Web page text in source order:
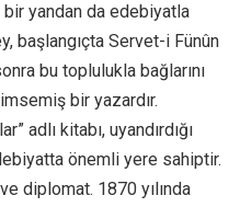
yandan da edebiyatla
başlangıçta Servet-i Fünûn
bu toplulukla bağlarını
bir yazardır.
adlı kitabı, uyandırdığı
önemli yere sahiptir.
diplomat. 1870 yılında